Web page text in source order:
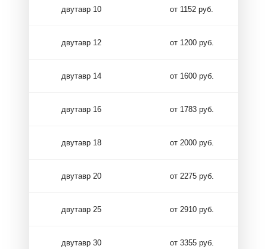
двутавр 10 от 1152 руб.
двутавр 12 от 1200 руб.
двутавр 14 от 1600 руб.
двутавр 16 от 1783 руб.
двутавр 18 от 2000 руб.
двутавр 20 от 2275 руб.
двутавр 25 от 2910 руб.
двутавр 30 от 3355 руб.